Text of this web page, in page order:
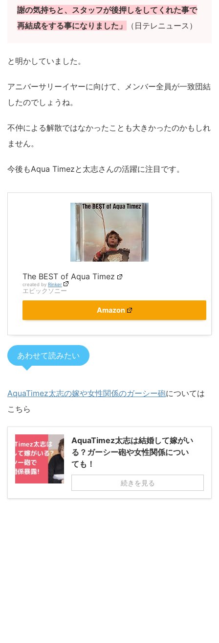
謝の気持ちと、スタッフが後押しをしてくれた事で
再結成をする事になりました」
（日テレニュース）
と明かしていました。
アニバーサリーイヤーに向けて、メンバー全員が一致団結
したのでしょうね。
不仲による解散ではなかったことも大きかったのかもしれ
ません。
今後もAqua Timezと太志さんの活躍に注目です。
The BEST of Aqua Timez
created by Rinker
エピックソニー
Amazon
あわせて読みたい
AquaTimez太志の嫁や女性関係のガーシー砲については
こちら
AquaTimez太志は結婚して嫁がい
る？ガーシー砲や女性関係につい
ても！
続きを見る